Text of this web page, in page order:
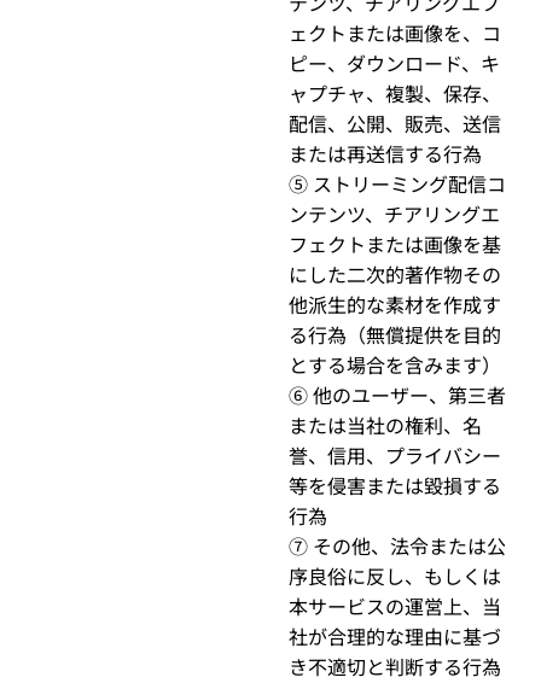
ェクトまたは画像を、コ
ピー、ダウンロード、キ
ャプチャ、複製、保存、
配信、公開、販売、送信
または再送信する行為
⑤ ストリーミング配信コ
ンテンツ、チアリングエ
フェクトまたは画像を基
にした二次的著作物その
他派生的な素材を作成す
る行為（無償提供を目的
とする場合を含みます）
⑥ 他のユーザー、第三者
または当社の権利、名
誉、信用、プライバシー
等を侵害または毀損する
行為
⑦ その他、法令または公
序良俗に反し、もしくは
本サービスの運営上、当
社が合理的な理由に基づ
き不適切と判断する行為